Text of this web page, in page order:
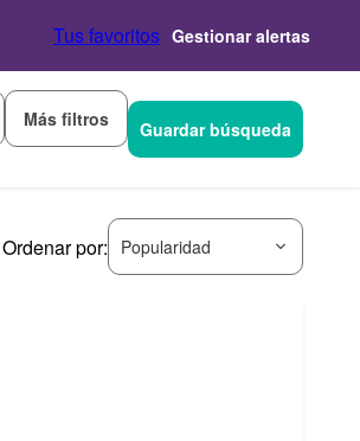
Tus favoritos Gestionar alertas
Más filtros Guardar búsqueda
Ordenar por: Popularidad